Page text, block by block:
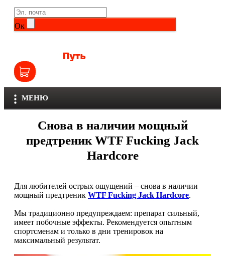
Ок
МЕНЮ
Общие комплексы
Витамины группы B
Витамины для детей
Железо
НАЗАД
Life Extension
NOW
Olimp
Optimum Nutrition
Trace Minerals
USN
Снова в наличии мощный
предтреник WTF Fucking Jack
Hardcore
Для любителей острых ощущений – снова в наличии
мощный предтреник WTF Fucking Jack Hardcore.
Мы традиционно предупреждаем: препарат сильный,
имеет побочные эффекты. Рекомендуется опытным
спортсменам и только в дни тренировок на
максимальный результат.